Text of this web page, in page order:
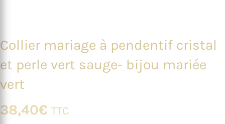
Collier mariage à pendentif cristal
et perle vert sauge- bijou mariée
vert
38,40€ TTC